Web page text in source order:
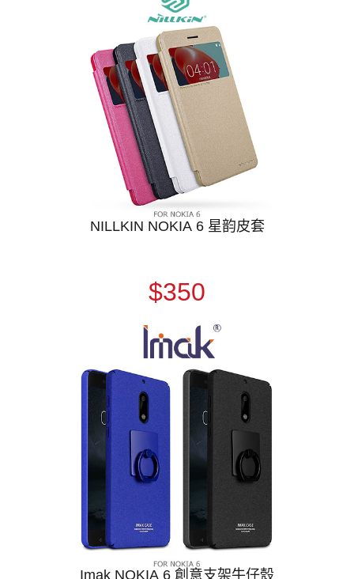
NILLKIN NOKIA 6 星韵皮套
$350
Imak NOKIA 6 創意支架牛仔殼